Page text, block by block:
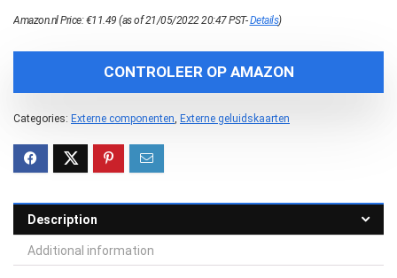
Amazon.nl Price:€11.49 (as of 21/05/2022 20:47 PST-Details)
CONTROLEER OP AMAZON
Categories: Externe componenten Externe geluidskaarten
Description
Additional information